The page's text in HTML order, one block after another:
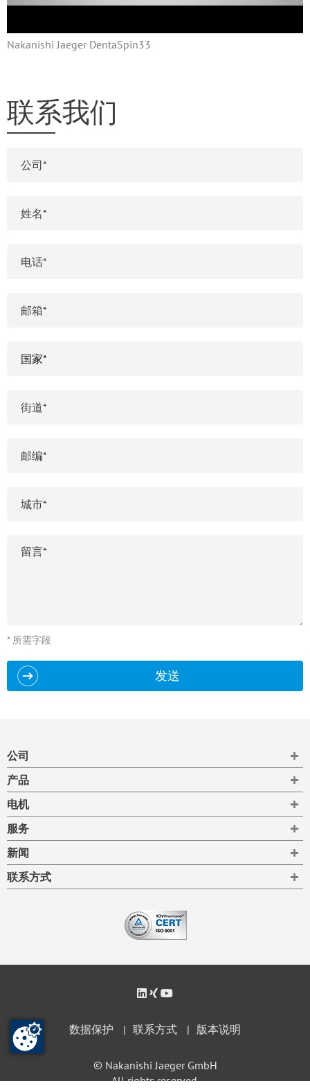
Nakanishi Jaeger DentaSpin33
联系我们
* 所需字段
发送
公司
产品
电机
服务
新闻
联系方式
© Nakanishi Jaeger GmbH
All rights reserved.
数据保护 联系方式 版本说明